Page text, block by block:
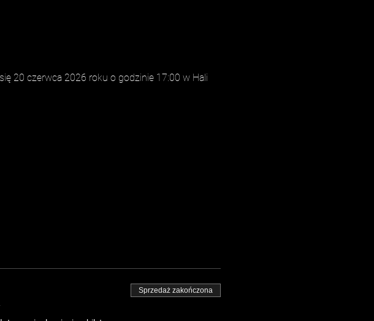
20 czerwca 2026 roku o godzinie 17:00 w Hali
Sprzedaż zakończona